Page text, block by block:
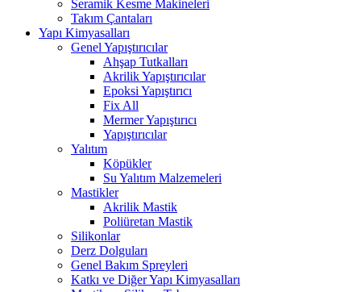
Seramik Kesme Makineleri
Takım Çantaları
Yapı Kimyasalları
Genel Yapıştırıcılar
Ahşap Tutkalları
Akrilik Yapıştırıcılar
Epoksi Yapıştırıcı
Fix All
Mermer Yapıştırıcı
Yapıştırıcılar
Yalıtım
Köpükler
Su Yalıtım Malzemeleri
Mastikler
Akrilik Mastik
Poliüretan Mastik
Silikonlar
Derz Dolguları
Genel Bakım Spreyleri
Katkı ve Diğer Yapı Kimyasalları